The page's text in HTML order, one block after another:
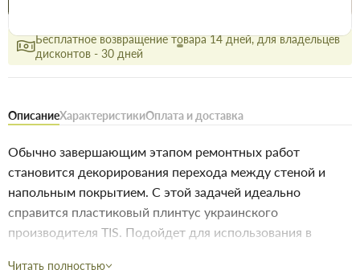
Бесплатное возвращение товара 14 дней, для владельцев
дисконтов - 30 дней
ОписаниеХарактеристикиОплата и доставка
Обычно завершающим этапом ремонтных работ
становится декорирования перехода между стеной и
напольным покрытием. С этой задачей идеально
справится пластиковый плинтус украинского
производителя TIS. Подойдет для использования в
Читать полностью